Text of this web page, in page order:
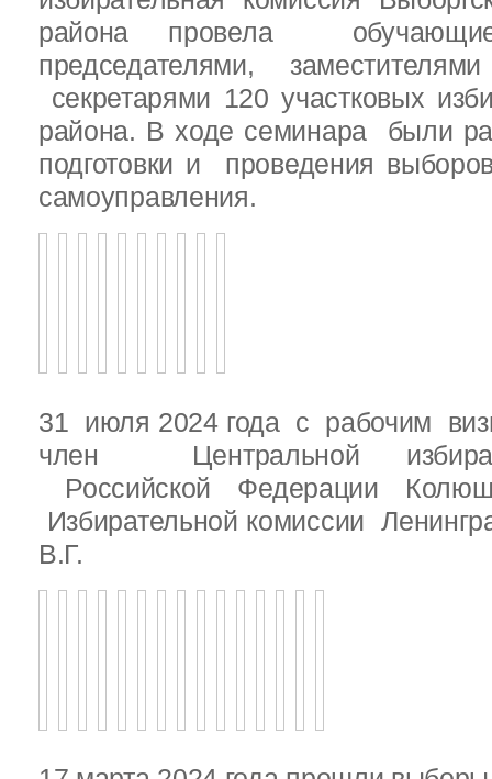
района провела
председателями,
секретарями 120 участковых
района. В ходе семинара были
подготовки и проведения
самоуправления.
31 июля 2024 года с рабочим
член Центральной
Российской Федерации
Избирательной комиссии
В.Г.